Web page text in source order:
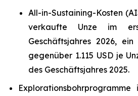
All-in-Sustaining-Kosten
verkaufte Unze im
Geschäftsjahres 2026,
gegenüber 1.115 USD je
des Geschäftsjahres 2025.